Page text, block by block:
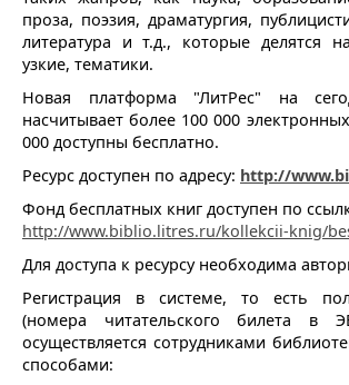
проза, поэзия, драматургия,
литература и т.д., которые делятся
узкие, тематики.
Новая платформа "ЛитРес" на
насчитывает более 100 000
000 доступны бесплатно.
Ресурс доступен по адресу: http://
Фонд бесплатных книг доступен по
http://www.biblio.litres.ru/kollekcii-knig/
Для доступа к ресурсу необходима
Регистрация в системе, то есть
(номера читательского билета в
осуществляется сотрудниками
способами: